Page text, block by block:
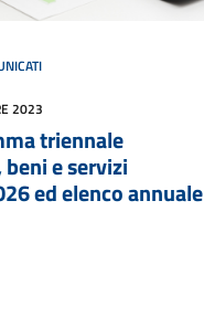
2023
triennale
e servizi
ed elenco annuale